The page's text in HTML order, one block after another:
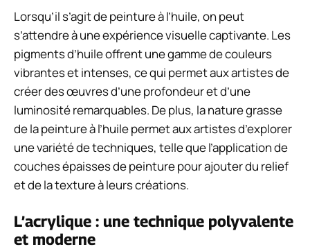
Lorsqu’il s’agit de peinture à l’huile, on peut
s’attendre à une expérience visuelle captivante. Les
pigments d’huile offrent une gamme de couleurs
vibrantes et intenses, ce qui permet aux artistes de
créer des œuvres d’une profondeur et d’une
luminosité remarquables. De plus, la nature grasse
de la peinture à l’huile permet aux artistes d’explorer
une variété de techniques, telle que l’application de
couches épaisses de peinture pour ajouter du relief
et de la texture à leurs créations.
L’acrylique : une technique polyvalente
et moderne